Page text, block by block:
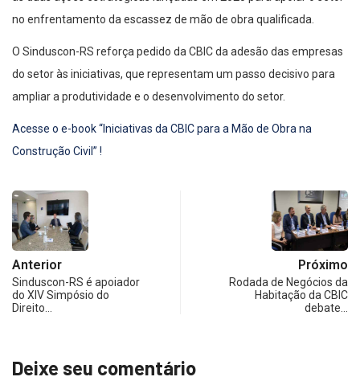
no enfrentamento da escassez de mão de obra qualificada.
O Sinduscon-RS reforça pedido da CBIC da adesão das empresas
do setor às iniciativas, que representam um passo decisivo para
ampliar a produtividade e o desenvolvimento do setor.
Acesse o e-book “Iniciativas da CBIC para a Mão de Obra na
Construção Civil” !
Anterior
Sinduscon-RS é apoiador
do XIV Simpósio do
Direito…
Próximo
Rodada de Negócios da
Habitação da CBIC
debate…
Deixe seu comentário